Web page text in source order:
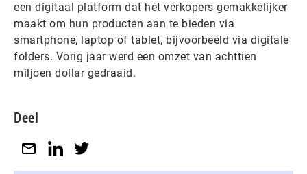
een digitaal platform dat het verkopers gemakkelijker
maakt om hun producten aan te bieden via
smartphone, laptop of tablet, bijvoorbeeld via digitale
folders. Vorig jaar werd een omzet van achttien
miljoen dollar gedraaid.
Deel